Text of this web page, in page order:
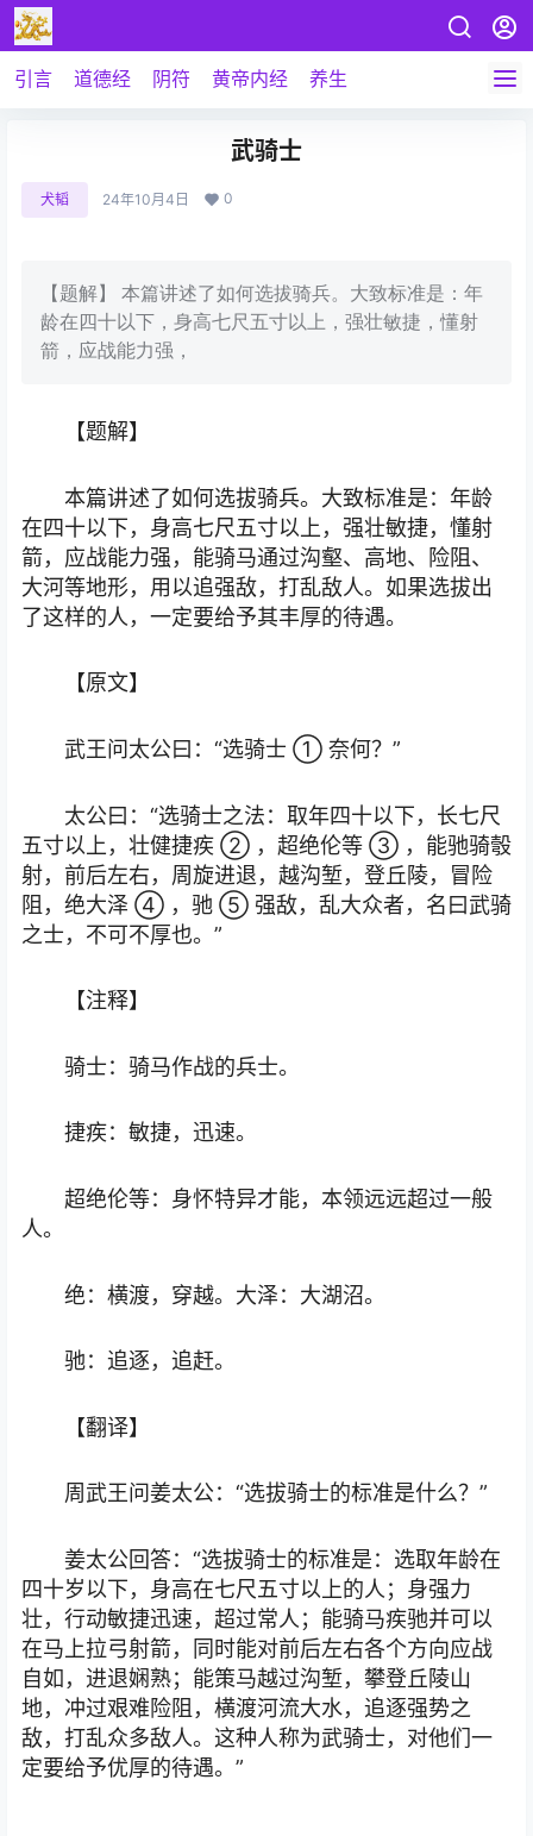
引言 道德经 阴符 黄帝内经 养生
武骑士
犬韬 24年10月4日 0
【题解】 本篇讲述了如何选拔骑兵。大致标准是：年
龄在四十以下，身高七尺五寸以上，强壮敏捷，懂射
箭，应战能力强，
【题解】
本篇讲述了如何选拔骑兵。大致标准是：年龄
在四十以下，身高七尺五寸以上，强壮敏捷，懂射
箭，应战能力强，能骑马通过沟壑、高地、险阻、
大河等地形，用以追强敌，打乱敌人。如果选拔出
了这样的人，一定要给予其丰厚的待遇。
【原文】
武王问太公曰：“选骑士 ① 奈何？”
太公曰：“选骑士之法：取年四十以下，长七尺
五寸以上，壮健捷疾 ② ，超绝伦等 ③ ，能驰骑彀
射，前后左右，周旋进退，越沟堑，登丘陵，冒险
阻，绝大泽 ④ ，驰 ⑤ 强敌，乱大众者，名曰武骑
之士，不可不厚也。”
【注释】
骑士：骑马作战的兵士。
捷疾：敏捷，迅速。
超绝伦等：身怀特异才能，本领远远超过一般
人。
绝：横渡，穿越。大泽：大湖沼。
驰：追逐，追赶。
【翻译】
周武王问姜太公：“选拔骑士的标准是什么？”
姜太公回答：“选拔骑士的标准是：选取年龄在
四十岁以下，身高在七尺五寸以上的人；身强力
壮，行动敏捷迅速，超过常人；能骑马疾驰并可以
在马上拉弓射箭，同时能对前后左右各个方向应战
自如，进退娴熟；能策马越过沟堑，攀登丘陵山
地，冲过艰难险阻，横渡河流大水，追逐强势之
敌，打乱众多敌人。这种人称为武骑士，对他们一
定要给予优厚的待遇。”